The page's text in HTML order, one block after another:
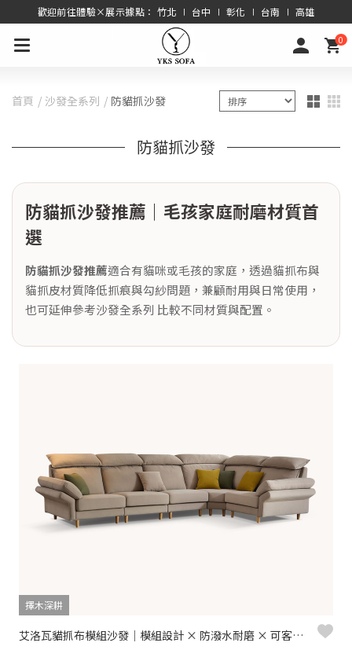
歡迎前往體驗×展示據點： 竹北 ∣ 台中 ∣ 彰化 ∣ 台南 ∣ 高雄
0
首頁 沙發全系列 防貓抓沙發
防貓抓沙發
防貓抓沙發推薦｜毛孩家庭耐磨材質首
選
防貓抓沙發推薦適合有貓咪或毛孩的家庭，透過貓抓布與
貓抓皮材質降低抓痕與勾紗問題，兼顧耐用與日常使用，
也可延伸參考沙發全系列 比較不同材質與配置。
擇木深耕
艾洛瓦貓抓布模組沙發｜模組設計 × 防潑水耐磨 × 可客製尺寸 – 擇木深耕